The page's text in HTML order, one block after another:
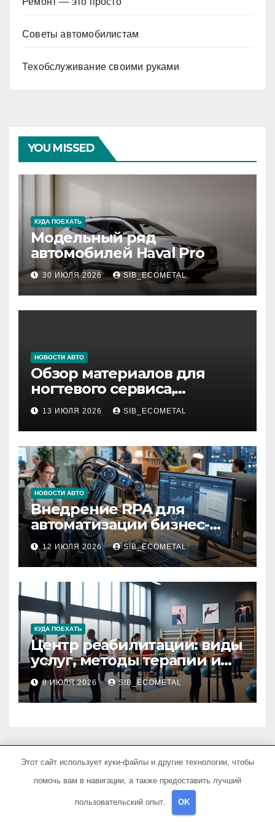
Советы автомобилистам
Техобслуживание своими руками
YOU MISSED
КУДА ПОЕХАТЬ
Модельный ряд
автомобилей Haval Pro
30 ИЮЛЯ 2026 SIB_ECOMETAL
НОВОСТИ АВТО
Обзор материалов для
ногтевого сервиса,
наращивания ресниц и
депиляции
13 ИЮЛЯ 2026 SIB_ECOMETAL
НОВОСТИ АВТО
Внедрение RPA для
автоматизации бизнес-
процессов
12 ИЮЛЯ 2026 SIB_ECOMETAL
КУДА ПОЕХАТЬ
Центр реабилитации: виды
услуг, методы терапии и
критерии качества
8 ИЮЛЯ 2026 SIB_ECOMETAL
DriveSmartHub
Этот сайт использует куки-файлы и другие технологии, чтобы
помочь вам в навигации, а также предоставить лучший
пользовательский опыт. OK